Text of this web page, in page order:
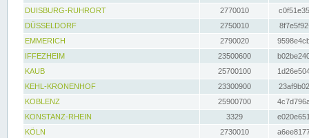
DUISBURG-RUHRORT
2770010
DÜSSELDORF
2750010
EMMERICH
2790020
IFFEZHEIM
23500600
KAUB
25700100
KEHL-KRONENHOF
23300900
KOBLENZ
25900700
KONSTANZ-RHEIN
3329
KÖLN
2730010